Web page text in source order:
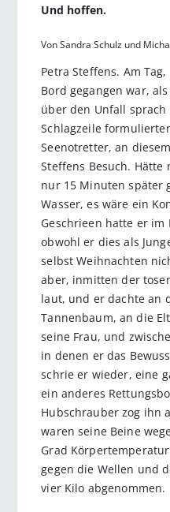
Und hoffen.
Von Sandra Schulz und
Petra Steffens. Am
Bord gegangen war,
über den Unfall
Schlagzeile
Seenotretter, an
Steffens Besuch. Hätte
nur 15 Minuten später
Wasser, es wäre ein
Geschrieen hatte er im
obwohl er dies als
selbst Weihnachten
aber, inmitten der
laut, und er dachte an
Tannenbaum, an die
seine Frau, und
in denen er das
schrie er wieder, eine
ein anderes
Hubschrauber zog ihn
waren seine Beine
Grad
gegen die Wellen und
vier Kilo abgenommen.